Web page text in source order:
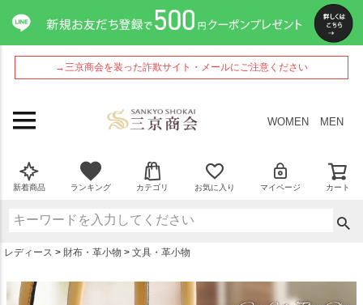
→三京商会を装った詐欺サイト・メールにご注意ください
WOMEN MEN
新着商品 ランキング カテゴリ お気に入り マイページ カート
レディース 財布・革小物 文具・革小物
ペー
ジト
ップ
へ